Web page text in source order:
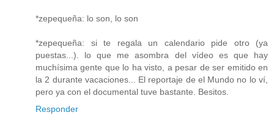
*zepequeña: lo son, lo son
*zepequeña: si te regala un calendario pide otro (ya
puestas...). lo que me asombra del vídeo es que hay
muchísima gente que lo ha visto, a pesar de ser emitido en
la 2 durante vacaciones... El reportaje de el Mundo no lo ví,
pero ya con el documental tuve bastante. Besitos.
Responder